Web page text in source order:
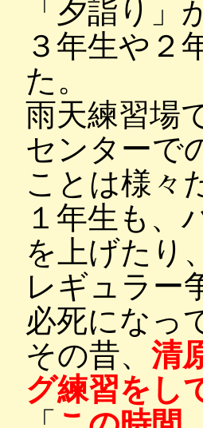
「夕詣り
３年生や２
た。
雨天練習場
センターで
ことは様々
１年生も、
を上げたり、
レギュラー
必死になっ
その昔、 清
グ練習をし